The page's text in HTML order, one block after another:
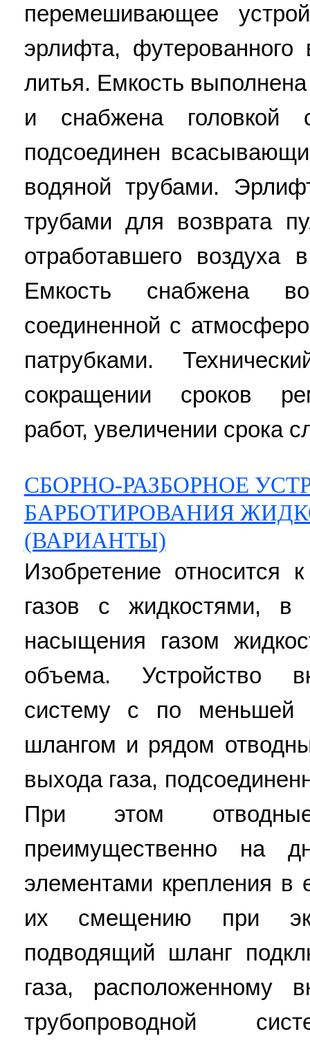
перемешивающее
эрлифта,
литья. Емкость
и снабжена
подсоединен
водяной трубами.
трубами для возврата
отработавшего воздуха
Емкость снабжена
соединенной с
патрубками.
сокращении сроков
работ, увеличении срока
СБОРНО-РАЗБОРНОЕ
БАРБОТИРОВАНИЯ
(ВАРИАНТЫ)
Изобретение относится
газов с жидкостями, в
насыщения газом
объема. Устройство
систему с по меньшей
шлангом и рядом
выхода газа,
При этом
преимущественно на
элементами крепления в
их смещению при
подводящий шланг
газа, расположенному
трубопроводной